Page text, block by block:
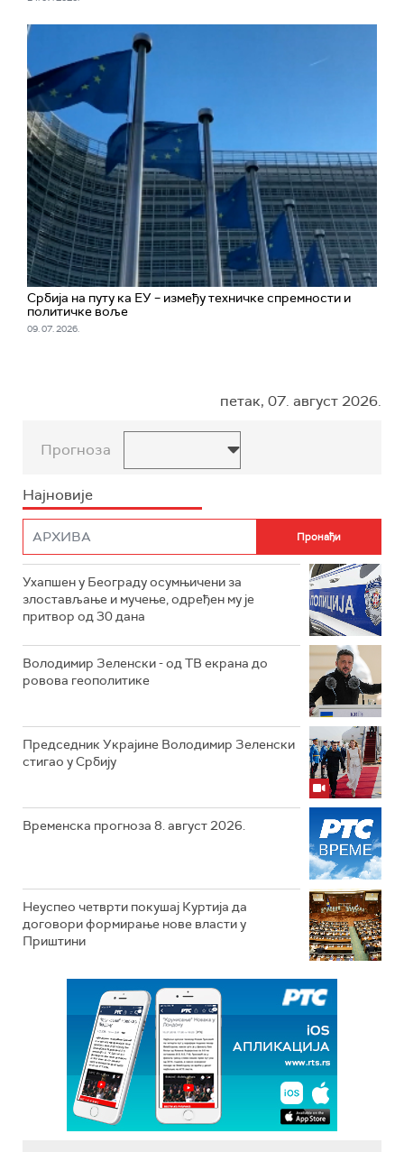
Србија на путу ка ЕУ – између техничке спремности и
политичке воље
09. 07. 2026.
петак, 07. август 2026.
Прогноза
Најновије
Ухапшен у Београду осумњичени за
злостављање и мучење, одређен му је
притвор од 30 дана
Володимир Зеленски - од ТВ екрана до
ровова геополитике
Председник Украјине Володимир Зеленски
стигао у Србију
Временска прогноза 8. август 2026.
Неуспео четврти покушај Куртија да
договори формирање нове власти у
Приштини